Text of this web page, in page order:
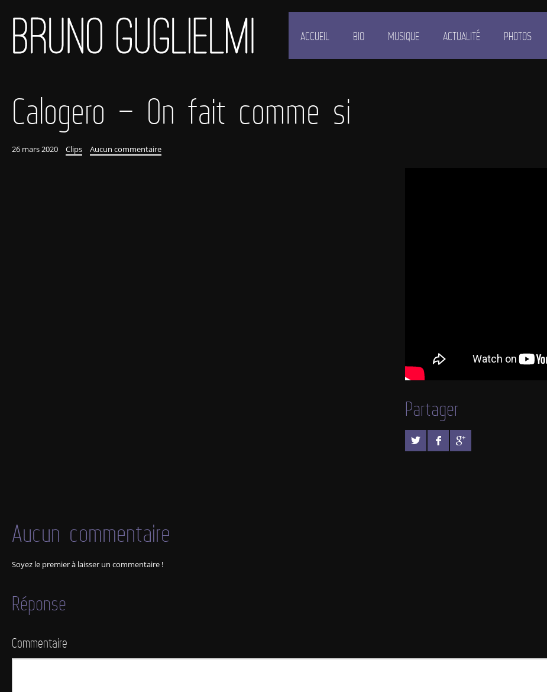
ACCUEIL BIO MUSIQUE ACTUALITÉ PHOTOS
Calogero – On fait comme si
26 mars 2020 Clips Aucun commentaire
Partager
Aucun commentaire
Soyez le premier à laisser un commentaire !
Réponse
Commentaire